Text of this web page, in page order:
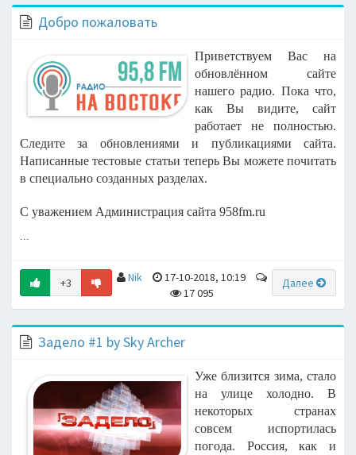
Добро пожаловать
Приветствуем Вас на
обновлённом сайте
нашего радио. Пока что,
как Вы видите, сайт
работает не полностью.
Следите за обновлениями и публикациями сайта.
Написанные тестовые статьи теперь Вы можете почитать
в специально созданных разделах.
С уважением Администрация сайта 958fm.ru
+3 Далее
Nik
17-10-2018, 10:19
17 095
Задело #1 by Sky Archer
Уже близится зима, стало
на улице холодно. В
некоторых странах
совсем испортилась
погода. Россия, как и